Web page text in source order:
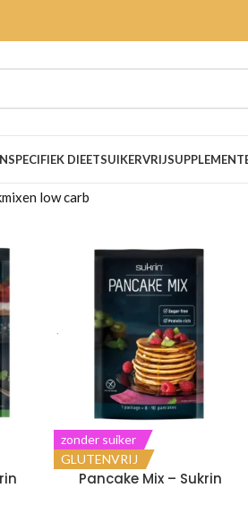
SPECIFIEK DIEETSUIKERVRIJ
low carb
zonder suiker
GLUTENVRIJ
Pancake Mix – Sukrin